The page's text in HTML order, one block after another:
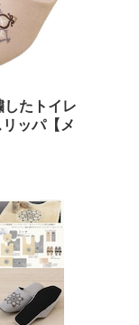
したトイレ
ッパ【メ